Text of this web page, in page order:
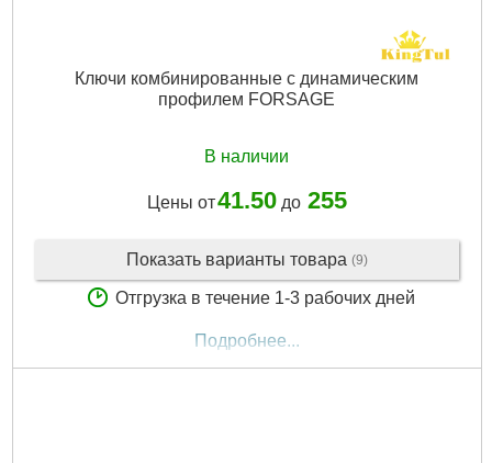
Ключи комбинированные с динамическим
профилем FORSAGE
В наличии
Цены от41.50до 255
Показать варианты товара (9)
Отгрузка в течение 1-3 рабочих дней
Подробнее...